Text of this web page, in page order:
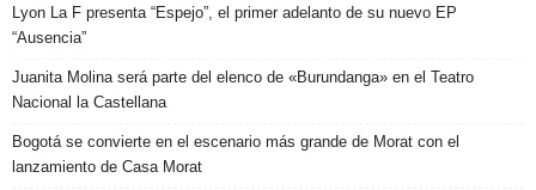
Lyon La F presenta “Espejo”, el primer adelanto de su nuevo EP
“Ausencia”
Juanita Molina será parte del elenco de «Burundanga» en el Teatro
Nacional la Castellana
Bogotá se convierte en el escenario más grande de Morat con el
lanzamiento de Casa Morat